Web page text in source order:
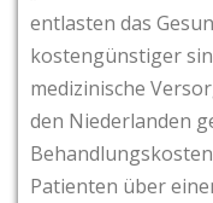
entlasten das
kostengünstiger
medizinische
den Niederlanden
Patienten über